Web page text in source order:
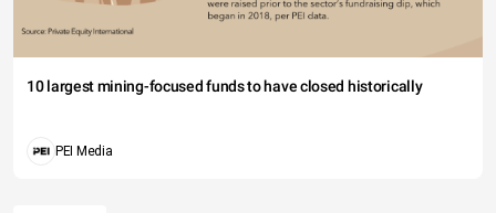
10 largest mining-focused funds to have closed historically
PEI Media